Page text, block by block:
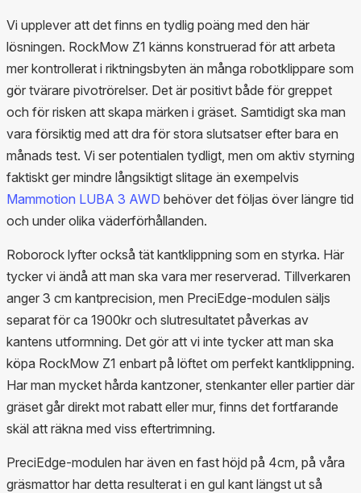
Vi upplever att det finns en tydlig poäng med den här
lösningen. RockMow Z1 känns konstruerad för att arbeta
mer kontrollerat i riktningsbyten än många robotklippare som
gör tvärare pivotrörelser. Det är positivt både för greppet
och för risken att skapa märken i gräset. Samtidigt ska man
vara försiktig med att dra för stora slutsatser efter bara en
månads test. Vi ser potentialen tydligt, men om aktiv styrning
faktiskt ger mindre långsiktigt slitage än exempelvis
Mammotion LUBA 3 AWD behöver det följas över längre tid
och under olika väderförhållanden.
Roborock lyfter också tät kantklippning som en styrka. Här
tycker vi ändå att man ska vara mer reserverad. Tillverkaren
anger 3 cm kantprecision, men PreciEdge-modulen säljs
separat för ca 1900kr och slutresultatet påverkas av
kantens utformning. Det gör att vi inte tycker att man ska
köpa RockMow Z1 enbart på löftet om perfekt kantklippning.
Har man mycket hårda kantzoner, stenkanter eller partier där
gräset går direkt mot rabatt eller mur, finns det fortfarande
skäl att räkna med viss eftertrimning.
PreciEdge-modulen har även en fast höjd på 4cm, på våra
gräsmattor har detta resulterat i en gul kant längst ut så